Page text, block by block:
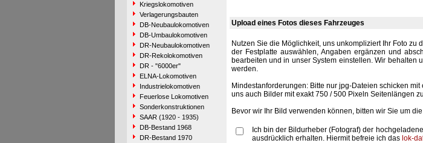
Kriegslokomotiven
Verlagerungsbauten
DB-Neubaulokomotiven
DB-Umbaulokomotiven
DR-Neubaulokomotiven
DR-Rekolokomotiven
DR - "6000er"
ELNA-Lokomotiven
Industrielokomotiven
Feuerlose Lokomotiven
Sonderkonstruktionen
SAAR (1920 - 1935)
DB-Bestand 1968
DR-Bestand 1970
Upload eines Fotos dieses Fahrzeuges
Nutzen Sie die Möglichkeit, uns unkompliziert Ihr Foto
der Festplatte auswählen, Angaben ergänzen und
bearbeiten und in unser System einstellen. Wir behalten
werden.
Mindestanforderungen: Bitte nur jpg-Dateien schicken
uns auch Bilder mit exakt 750 / 500 Pixeln Seitenlängen
Bevor wir Ihr Bild verwenden können, bitten wir Sie um
Ich bin der Bildurheber (Fotograf) der
ausdrücklich erhalten. Hiermit befreie ich das lok-